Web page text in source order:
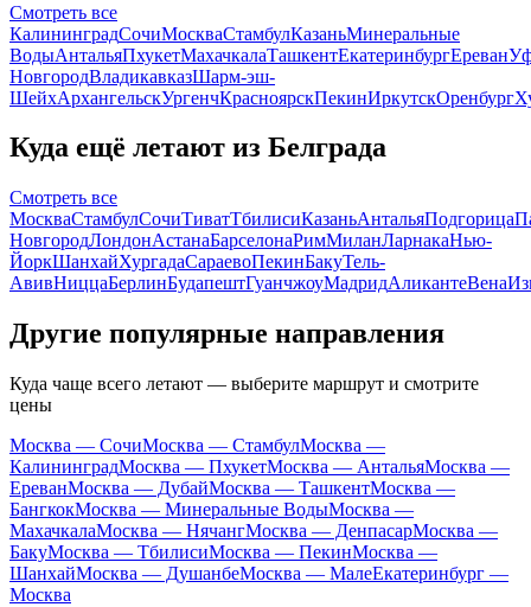
Смотреть все
КалининградСочиМоскваСтамбулКазаньМинеральные
ВодыАнтальяПхукетМахачкалаТашкентЕкатеринбургЕреван
НовгородВладикавказШарм-эш-
ШейхАрхангельскУргенчКрасноярскПекинИркутскОренбург
Куда ещё летают из Белграда
Смотреть все
МоскваСтамбулСочиТиватТбилисиКазаньАнтальяПодгорица
НовгородЛондонАстанаБарселонаРимМиланЛарнакаНью-
ЙоркШанхайХургадаСараевоПекинБакуТель-
АвивНиццаБерлинБудапештГуанчжоуМадридАликантеВена
Другие популярные направления
Куда чаще всего летают — выберите маршрут и смотрите
цены
Москва — СочиМосква — СтамбулМосква —
КалининградМосква — ПхукетМосква — АнтальяМосква —
ЕреванМосква — ДубайМосква — ТашкентМосква —
БангкокМосква — Минеральные ВодыМосква —
МахачкалаМосква — НячангМосква — ДенпасарМосква —
БакуМосква — ТбилисиМосква — ПекинМосква —
ШанхайМосква — ДушанбеМосква — МалеЕкатеринбург —
Москва